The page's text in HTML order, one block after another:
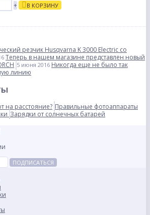
+ В КОРЗИНУ
резчик Husqvarna K 3000 Electric со
Теперь в нашем магазине представлен новый
5 июня 2016 Никогда еще не было так
линию
на расстояние? Правильные фотоаппараты
Зарядки от солнечных батарей
ПОДПИСАТЬСЯ